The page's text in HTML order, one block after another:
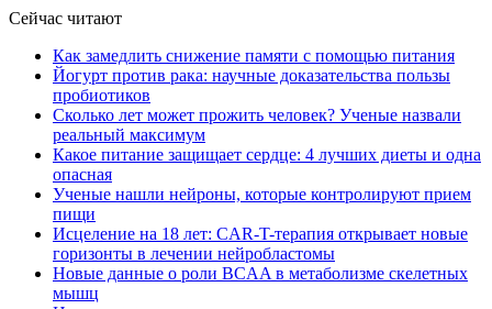
Сейчас читают
Как замедлить снижение памяти с помощью питания
Йогурт против рака: научные доказательства пользы
пробиотиков
Сколько лет может прожить человек? Ученые назвали
реальный максимум
Какое питание защищает сердце: 4 лучших диеты и одна
опасная
Ученые нашли нейроны, которые контролируют прием
пищи
Исцеление на 18 лет: CAR-T-терапия открывает новые
горизонты в лечении нейробластомы
Новые данные о роли BCAA в метаболизме скелетных
мышц